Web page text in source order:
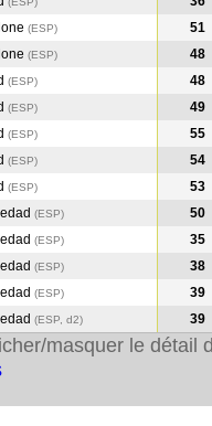
(ESP)
51
(ESP)
48
(ESP)
48
(ESP)
49
(ESP)
55
(ESP)
54
(ESP)
53
(ESP)
50
(ESP)
35
(ESP)
38
(ESP)
39
(ESP, d2) 39
masquer le détail